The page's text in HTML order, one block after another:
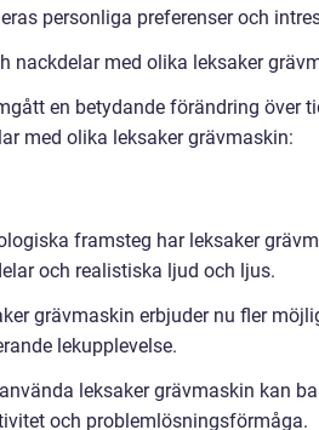
personliga preferenser och
nackdelar med olika leksaker
en betydande förändring över
med olika leksaker grävmaskin:
framsteg har leksaker
och realistiska ljud och ljus.
grävmaskin erbjuder nu fler
lekupplevelse.
leksaker grävmaskin kan
och problemlösningsförmåga.